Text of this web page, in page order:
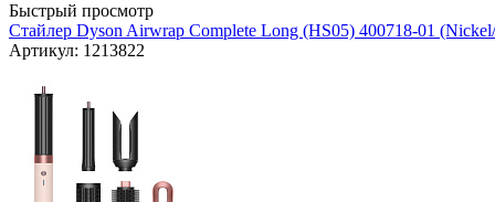
Быстрый просмотр
Стайлер Dyson Airwrap Complete Long (HS05) 400718-01
Артикул: 1213822